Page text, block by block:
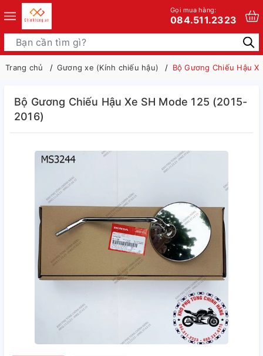
Gọi mua hàng:
084.511.2323
Trang chủ Gương xe (Kính chiếu hậu) Bộ Gương Chiếu Hậu
Bộ Gương Chiếu Hậu Xe SH Mode 125 (2015-
2016)